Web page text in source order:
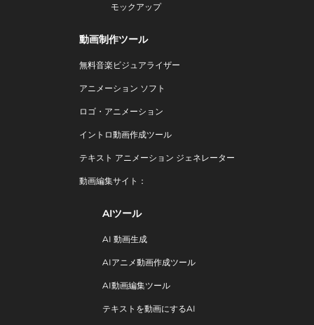
モックアップ
動画制作ツール
無料音楽ビジュアライザー
アニメーション ソフト
ロゴ・アニメーション
イントロ動画作成ツール
テキスト アニメーション ジェネレーター
動画編集サイト：
AIツール
AI 動画生成
AIアニメ動画作成ツール
AI動画編集ツール
テキストを動画にするAI